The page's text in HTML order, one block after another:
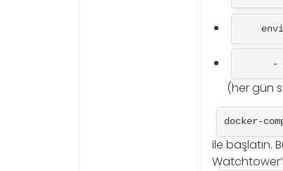
(her gün
docker-
ile başlatın.